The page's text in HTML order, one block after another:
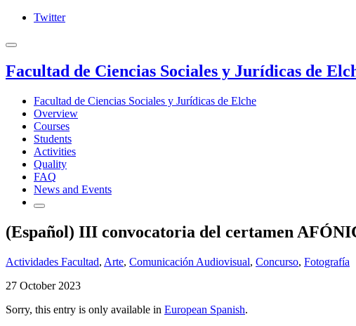
Twitter
Facultad de Ciencias Sociales y Jurídicas de
Facultad de Ciencias Sociales y Jurídicas de Elche
Overview
Courses
Students
Activities
Quality
FAQ
News and Events
(Español) III convocatoria del certamen
Actividades Facultad, Arte, Comunicación Audiovisual, Concurso, Fotografía
27 October 2023
Sorry, this entry is only available in European Spanish.